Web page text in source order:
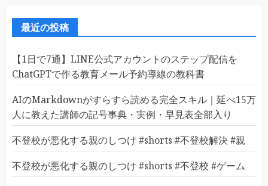
ジ
送
り
最近の投稿
【1日で7通】LINE公式アカウントのステップ配信を
ChatGPTで作る教育メール予約導線の教科書
AIのMarkdownがすらすら読める完全スキル｜延べ15万
人に教えた講師の記号事典・実例・早見表全部入り
不登校が悪化する親のしつけ #shorts #不登校解決 #親
不登校が悪化する親のしつけ #shorts #不登校 #ゲーム